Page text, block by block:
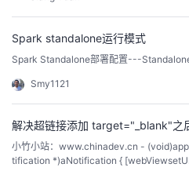
Spark standalone运行模式
Spark Standalone部署配置---
Smy1121
解决超链接添加 target="_blank"之
小竹小站：www.chinadev.cn - (void)applicationDidFinishLaunching:(NSNo
tification *)aNotification { [webViewsetUIDelegate:self]; } - (WebView *)we